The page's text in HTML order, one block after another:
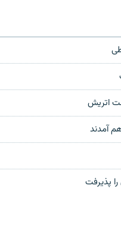
اتریش
آمدند
پذیرفت